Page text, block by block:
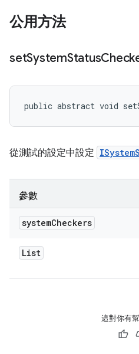
公用方法
setSystemStatus
public abstract void
從測試的設定中設定
參數
systemCheckers
List
這對你有